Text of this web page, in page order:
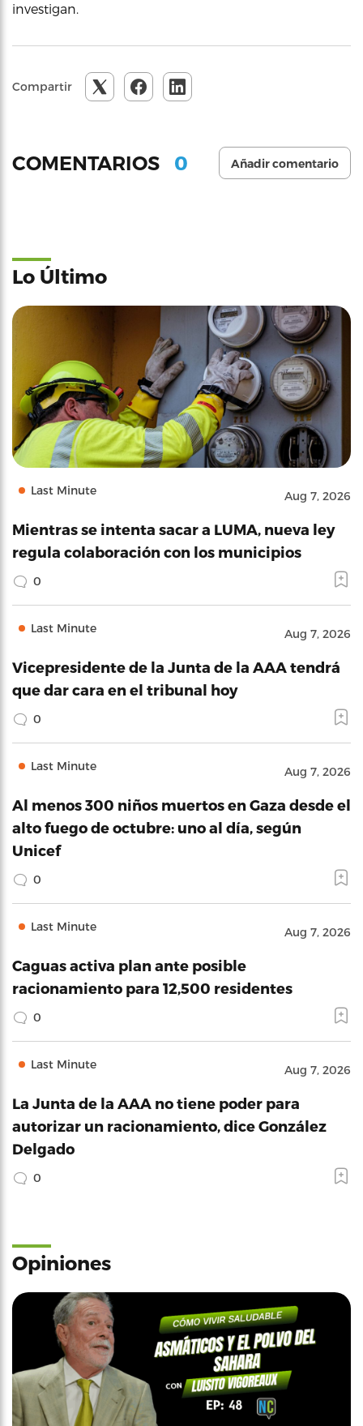
investigan.
Compartir
COMENTARIOS 0 Añadir comentario
Lo Último
Last Minute Aug 7, 2026
Mientras se intenta sacar a LUMA, nueva ley
regula colaboración con los municipios
0
Last Minute Aug 7, 2026
Vicepresidente de la Junta de la AAA tendrá
que dar cara en el tribunal hoy
0
Last Minute Aug 7, 2026
Al menos 300 niños muertos en Gaza desde el
alto fuego de octubre: uno al día, según
Unicef
0
Last Minute Aug 7, 2026
Caguas activa plan ante posible
racionamiento para 12,500 residentes
0
Last Minute Aug 7, 2026
La Junta de la AAA no tiene poder para
autorizar un racionamiento, dice González
Delgado
0
Opiniones